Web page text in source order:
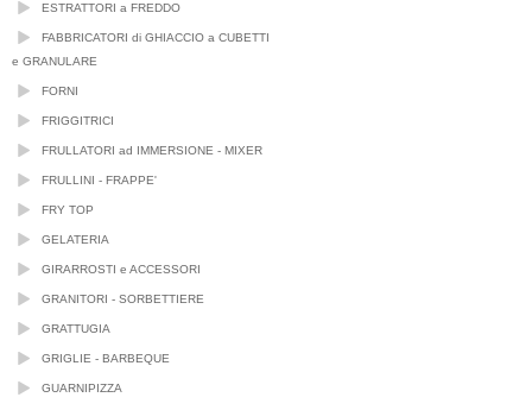
ESTRATTORI a FREDDO
FABBRICATORI di GHIACCIO a CUBETTI
e GRANULARE
FORNI
FRIGGITRICI
FRULLATORI ad IMMERSIONE - MIXER
FRULLINI - FRAPPE'
FRY TOP
GELATERIA
GIRARROSTI e ACCESSORI
GRANITORI - SORBETTIERE
GRATTUGIA
GRIGLIE - BARBEQUE
GUARNIPIZZA